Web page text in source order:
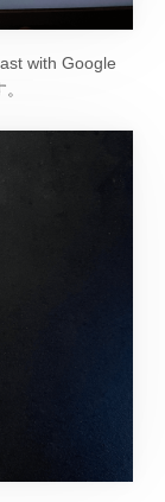
with Google